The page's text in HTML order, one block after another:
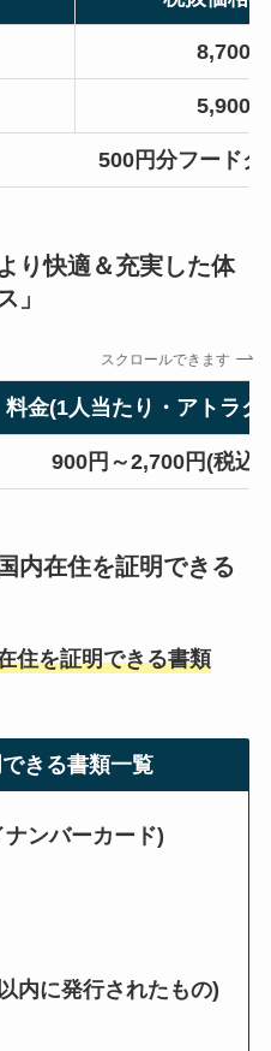
8,700円
5,900円
500円分フードク
り快適＆充実した体
」
スクロールできます
料金(1人当たり・アトラ
900円～2,700円(税込
内在住を証明できる
住を証明できる書類
きる書類一覧
ナンバーカード)
内に発行されたもの)